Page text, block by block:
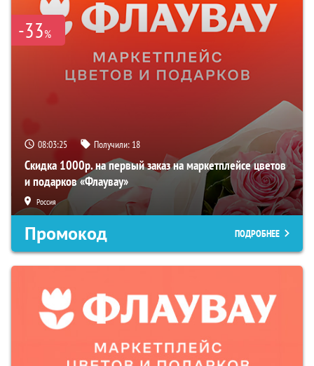
-33%
08:03:24 Получили: 18
Скидка 1000р. на первый заказ на маркетплейсе цветов
и подарков «Флаувау»
Россия
Промокод ПОДРОБНЕЕ